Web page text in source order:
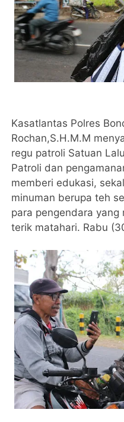
Kasatlantas Polres
Rochan,S.H.M.M
regu patroli Satuan
Patroli dan
memberi edukasi,
minuman berupa teh
para pengendara
terik matahari. Rabu